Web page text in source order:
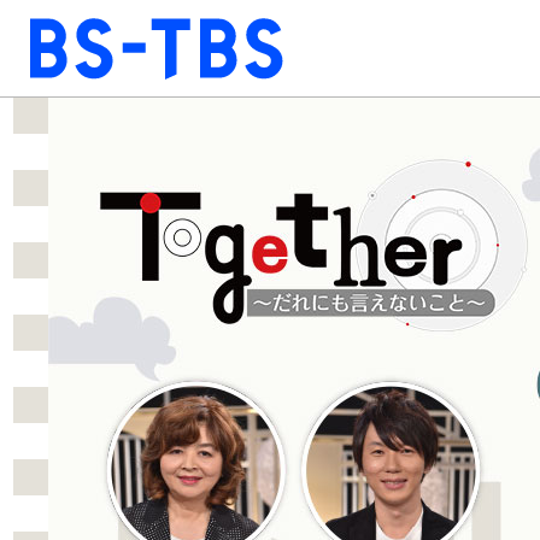
BS-TBS
BS-TBS
ドラマ
教養
音楽 エンタメ
ファンクラブ
視聴方法 4K放送
ショッピング 公式SNS
ご意見・ご感想 会社情報